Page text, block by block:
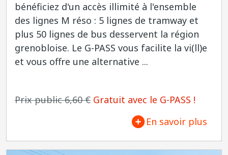
bénéficiez d'un accès illimité à l'ensemble
des lignes M réso : 5 lignes de tramway et
plus 50 lignes de bus desservent la région
grenobloise. Le G-PASS vous facilite la vi(ll)e
et vous offre une alternative ...
Prix public 6,60 € Gratuit avec le G-PASS !
En savoir plus